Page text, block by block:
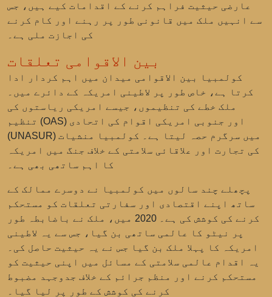
عارضی حیثیت فراہم کرنے کے اقدامات کیے ہیں، جس
سے انہیں ملک میں قانونی طور پر رہنے اور کام کرنے
کی اجازت ملی ہے۔
بین الاقوامی تعلقات
کولمبیا بین الاقوامی میدان میں اہم کردار ادا
کرتا ہے، خاص طور پر لاطینی امریکہ کے دائرے میں۔
ملک خطے کی تنظیموں، جیسے امریکی ریاستوں کی
تنظیم (OAS)
اور
جنوبی امریکی اقوام کی اتحادی
(UNASUR)
کی تجارت اور علاقائی سلامتی کے خلاف جنگ میں امریکہ
کا اہم ساتھی بھی ہے۔
پچھلے چند سالوں میں کولمبیا نے دوسرے ممالک کے
ساتھ اپنے اقتصادی اور سفارتی تعلقات کو مستحکم
کرنے کی کوشش کی ہے۔ 2020 میں، ملک نے باضابطہ طور
پر
نیٹو کا عالمی ساتھی بن گیا، جس سے یہ لاطینی
امریکہ کا پہلا ملک بن گیا جس نے یہ حیثیت حاصل کی۔
یہ اقدام عالمی سلامتی کے مسائل میں اپنی حیثیت کو
مستحکم کرنے اور منظم جرائم کے خلاف جدوجہد مضبوط
کرنے کی کوشش کے طور پر لیا گیا۔